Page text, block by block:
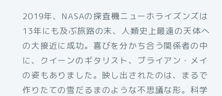
2019年、NASAの探査機ニューホライズンズは
13年にも及ぶ旅路の末、人類史上最遠の天体へ
の大接近に成功。喜びを分かち合う関係者の中
に、クイーンのギタリスト、ブライアン・メイ
の姿もありました。映し出されたのは、まるで
作りたての雪だるまのような不思議な形。科学